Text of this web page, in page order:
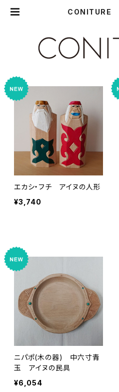
CONITURE
エカシ・フチ アイヌの人形
¥3,740
ニパポ(木の器) 中六寸青
玉 アイヌの民具
¥6,054